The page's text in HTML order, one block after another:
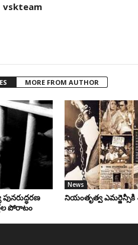
vskteam
MORE FROM AUTHOR
పోరాటం
News
నియంతృత్వ ఎమర్జెన్సీకి